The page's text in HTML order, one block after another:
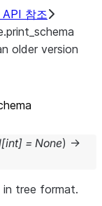
참조
older version
[int] = None) →
tree format.